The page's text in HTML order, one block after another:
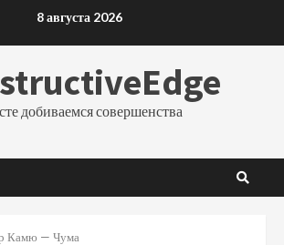
8 августа 2026
добиваемся совершенства
Камю — Чума